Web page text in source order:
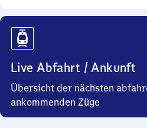
Live Abfahrt / Ankunft
Übersicht der nächsten
ankommenden Züge